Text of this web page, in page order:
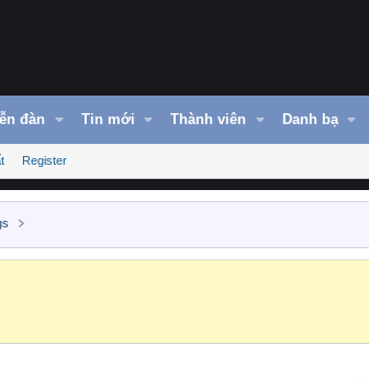
đàn Tin mới Thành viên Danh bạ
Register